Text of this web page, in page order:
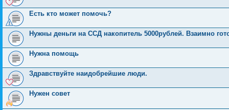
Есть кто может помочь?
Нужны деньги на ССД накопитель 5000рублей. Взаимно
Нужна помощь
Здравствуйте наидобрейшие люди.
Нужен совет